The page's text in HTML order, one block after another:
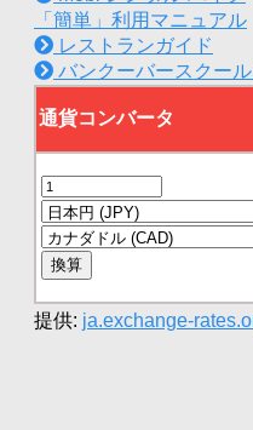
「簡単」利用マニュアル
レストランガイド
バンクーバースクー
提供: ja.exchange-